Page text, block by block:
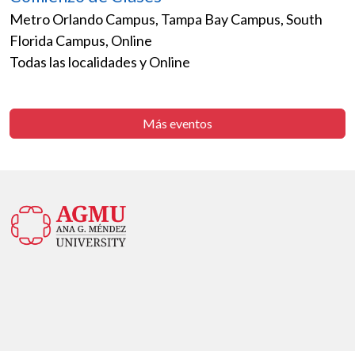
Metro Orlando Campus, Tampa Bay Campus, South
Florida Campus, Online
Todas las localidades y Online
Más eventos